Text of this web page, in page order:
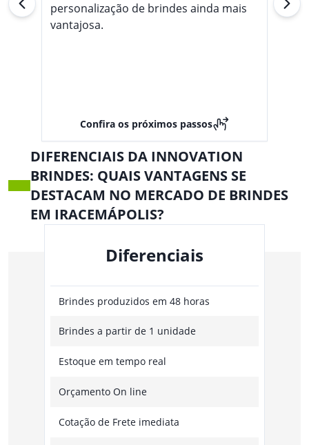
personalização de brindes ainda mais
vantajosa.
Confira os próximos passos
DIFERENCIAIS DA INNOVATION
BRINDES: QUAIS VANTAGENS SE
DESTACAM NO MERCADO DE BRINDES
EM IRACEMÁPOLIS?
Diferenciais
Brindes produzidos em 48 horas
Brindes a partir de 1 unidade
Estoque em tempo real
Orçamento On line
Cotação de Frete imediata